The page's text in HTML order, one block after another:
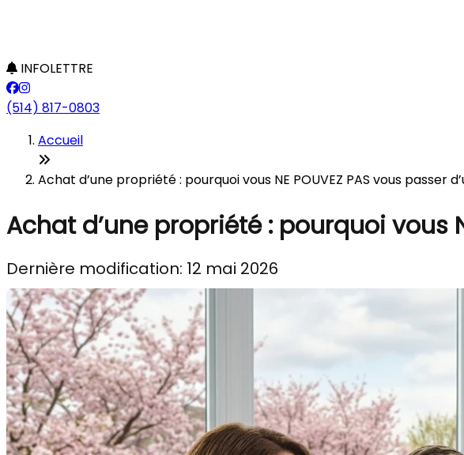
INFOLETTRE
(514) 817-0803
Accueil
Achat d’une propriété : pourquoi vous NE POUVEZ PAS vous passer
Achat d’une propriété : pourquoi vous
Dernière modification: 12 mai 2026